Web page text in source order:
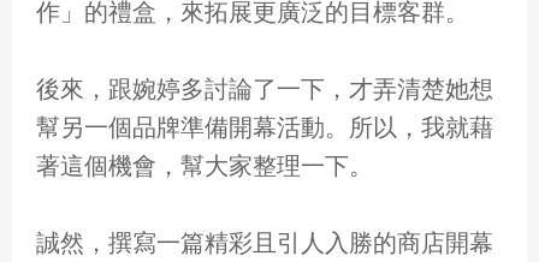
作」的禮盒，來拓展更廣泛的目標客群。
後來，跟婉婷多討論了一下，才弄清楚她想
幫另一個品牌準備開幕活動。所以，我就藉
著這個機會，幫大家整理一下。
誠然，撰寫一篇精彩且引人入勝的商店開幕